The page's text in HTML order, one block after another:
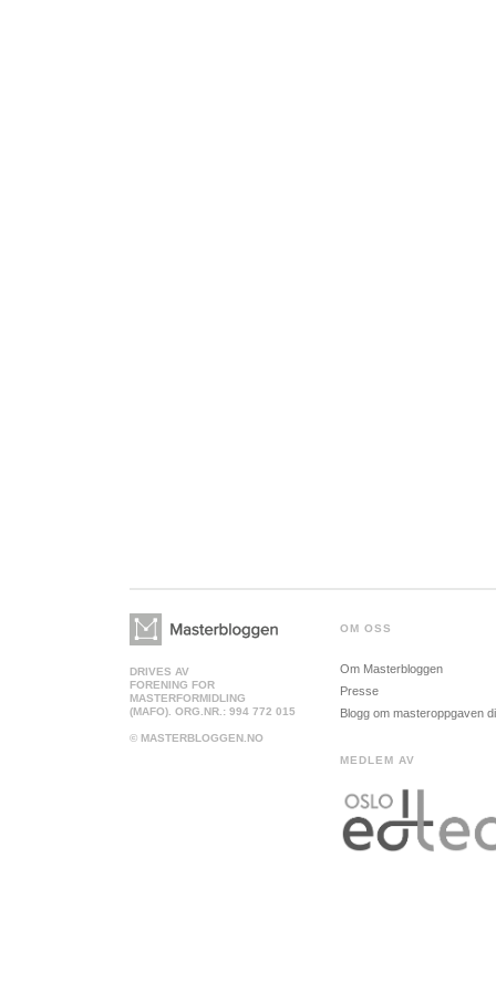
DRIVES AV
FORENING FOR
MASTERFORMIDLING
(MAFO). ORG.NR.: 994 772 015
© MASTERBLOGGEN.NO
OM OSS
Om Masterbloggen
Presse
Blogg om masteroppgaven
MEDLEM AV